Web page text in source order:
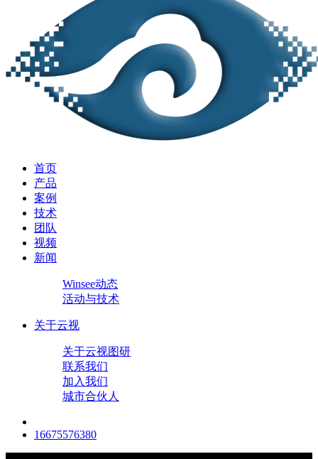
首页
产品
案例
技术
团队
视频
新闻
Winsee动态
活动与技术
关于云视
关于云视图研
联系我们
加入我们
城市合伙人
16675576380